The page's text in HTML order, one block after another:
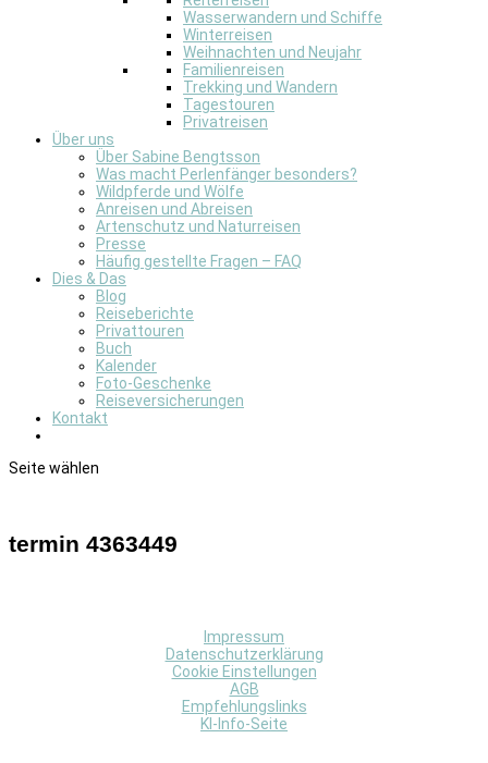
Wasserwandern und Schiffe
Winterreisen
Weihnachten und Neujahr
Familienreisen
Trekking und Wandern
Tagestouren
Privatreisen
Über uns
Über Sabine Bengtsson
Was macht Perlenfänger besonders?
Wildpferde und Wölfe
Anreisen und Abreisen
Artenschutz und Naturreisen
Presse
Häufig gestellte Fragen – FAQ
Dies & Das
Blog
Reiseberichte
Privattouren
Buch
Kalender
Foto-Geschenke
Reiseversicherungen
Kontakt
Seite wählen
termin 4363449
Impressum
Datenschutzerklärung
Cookie Einstellungen
AGB
Empfehlungslinks
KI-Info-Seite